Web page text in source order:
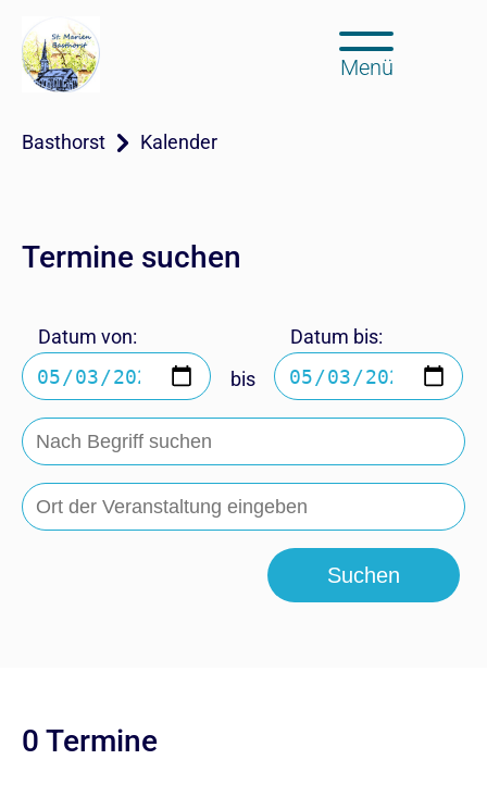
Menü
Basthorst Kalender
Termine suchen
Datum von:
bis
Datum bis:
Suchen
0 Termine